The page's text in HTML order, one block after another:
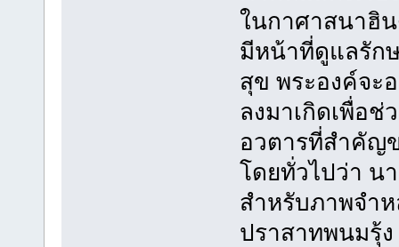
ในกาศาสนาฮิ
มีหน้าที่ดูแลรัก
สุข พระองค์จะ
ลงมาเกิดเพื่อ
อวตารที่สำคัญ
โดยทั่วไปว่า น
สำหรับภาพจำ
ปราสาทพนมรุ้